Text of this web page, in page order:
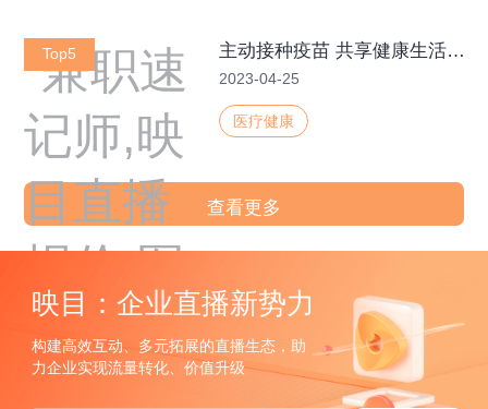
Top5 主动接种疫苗 共享健康生活——2023年”全国儿童预防接种日“
2023-04-25
医疗健康
查看更多
映目：企业直播新势力
构建高效互动、多元拓展的直播生态，助
力企业实现流量转化、价值升级